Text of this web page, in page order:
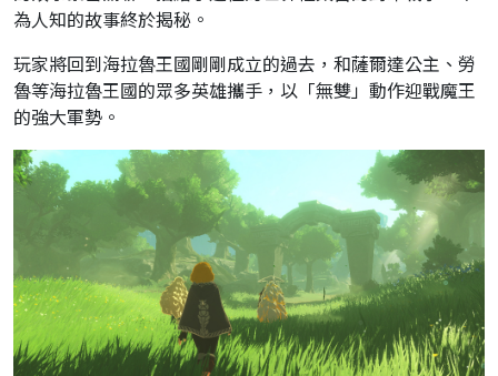
為人知的故事終於揭秘。
玩家將回到海拉魯王國剛剛成立的過去，和薩爾達公主、勞
魯等海拉魯王國的眾多英雄攜手，以「無雙」動作迎戰魔王
的強大軍勢。